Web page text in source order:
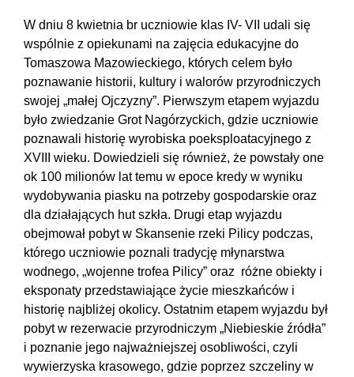
W dniu 8 kwietnia br uczniowie klas IV- VII udali się
wspólnie z opiekunami na zajęcia edukacyjne do
Tomaszowa Mazowieckiego, których celem było
poznawanie historii, kultury i walorów przyrodniczych
swojej „małej Ojczyzny”. Pierwszym etapem wyjazdu
było zwiedzanie Grot Nagórzyckich, gdzie uczniowie
poznawali historię wyrobiska poeksploatacyjnego z
XVIII wieku. Dowiedzieli się również, że powstały one
ok 100 milionów lat temu w epoce kredy w wyniku
wydobywania piasku na potrzeby gospodarskie oraz
dla działających hut szkła. Drugi etap wyjazdu
obejmował pobyt w Skansenie rzeki Pilicy podczas,
którego uczniowie poznali tradycję młynarstwa
wodnego, „wojenne trofea Pilicy” oraz różne obiekty i
eksponaty przedstawiające życie mieszkańców i
historię najbliżej okolicy. Ostatnim etapem wyjazdu był
pobyt w rezerwacie przyrodniczym „Niebieskie źródła”
i poznanie jego najważniejszej osobliwości, czyli
wywierzyska krasowego, gdzie poprzez szczeliny w